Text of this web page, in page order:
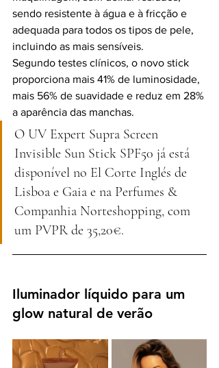
sendo resistente à água e à fricção e
adequada para todos os tipos de pele,
incluindo as mais sensíveis.
Segundo testes clínicos, o novo stick
proporciona mais 41% de luminosidade,
mais 56% de suavidade e reduz em 28%
a aparência das manchas.
O UV Expert Supra Screen
Invisible Sun Stick SPF50 já está
disponível no El Corte Inglés de
Lisboa e Gaia e na Perfumes &
Companhia Norteshopping, com
um PVPR de 35,20€.
Iluminador líquido para um
glow natural de verão